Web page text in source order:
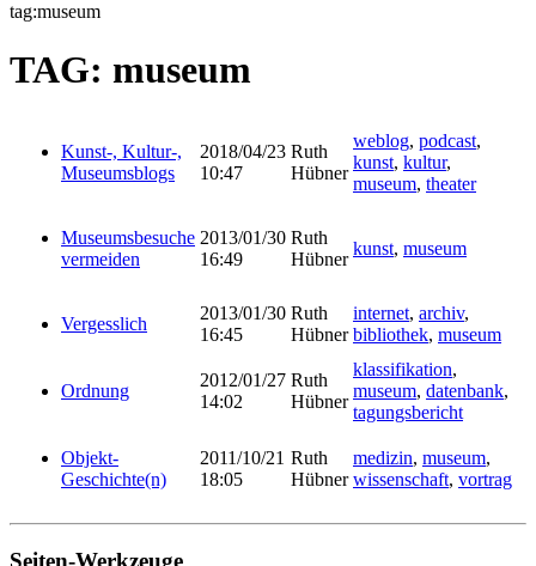
tag:museum
TAG: museum
Kunst-, Kultur-,
Museumsblogs
2018/04/23
10:47
Ruth
Hübner
weblog, podcast,
kunst, kultur,
museum, theater
Museumsbesuche
vermeiden
2013/01/30
16:49
Ruth
Hübner
kunst, museum
Vergesslich
2013/01/30
16:45
Ruth
Hübner
internet, archiv,
bibliothek, museum
Ordnung
2012/01/27
14:02
Ruth
Hübner
klassifikation,
museum, datenbank,
tagungsbericht
Objekt-
Geschichte(n)
2011/10/21
18:05
Ruth
Hübner
medizin, museum,
wissenschaft, vortrag
Seiten-Werkzeuge